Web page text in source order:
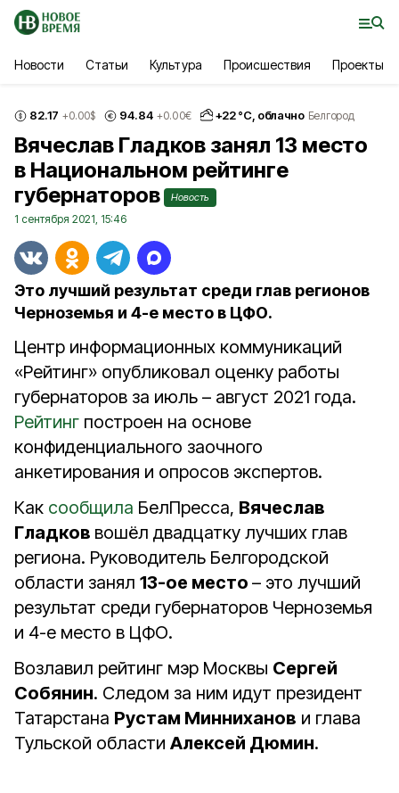
Новости Статьи Культура Происшествия Проекты
82.17 +0.00$ 94.84 +0.00€ +22°С, облачно Белгород
Вячеслав Гладков занял 13 место
в Национальном рейтинге
губернаторов
Новость
1 сентября 2021, 15:46
Это лучший результат среди глав регионов
Черноземья и 4-е место в ЦФО.
Центр информационных коммуникаций
«Рейтинг» опубликовал оценку работы
губернаторов за июль – август 2021 года.
Рейтинг построен на основе
конфиденциального заочного
анкетирования и опросов экспертов.
Как сообщила БелПресса, Вячеслав
Гладков вошёл двадцатку лучших глав
региона. Руководитель Белгородской
области занял 13-ое место – это лучший
результат среди губернаторов Черноземья
и 4-е место в ЦФО.
Возлавил рейтинг мэр Москвы Сергей
Собянин. Следом за ним идут президент
Татарстана Рустам Минниханов и глава
Тульской области Алексей Дюмин.